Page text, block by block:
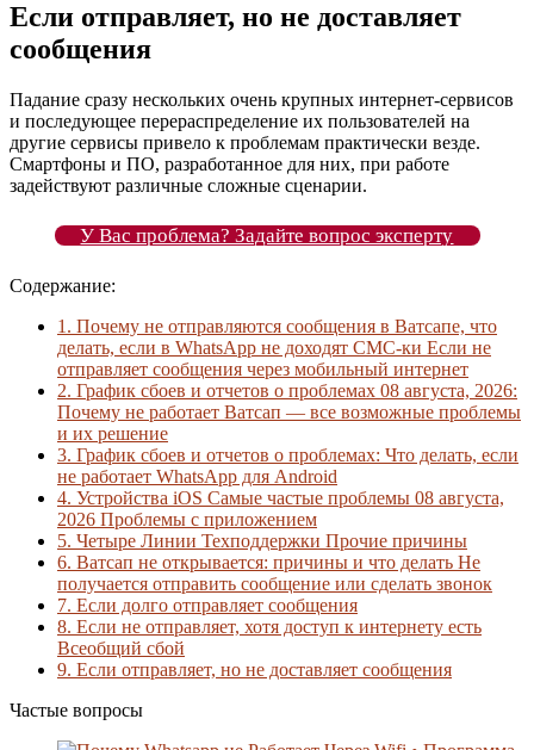
Если отправляет, но не доставляет
сообщения
Падание сразу нескольких очень крупных интернет-сервисов
и последующее перераспределение их пользователей на
другие сервисы привело к проблемам практически везде.
Смартфоны и ПО, разработанное для них, при работе
задействуют различные сложные сценарии.
У Вас проблема? Задайте вопрос эксперту
Содержание:
1. Почему не отправляются сообщения в Ватсапе, что
делать, если в WhatsApp не доходят СМС-ки Если не
отправляет сообщения через мобильный интернет
2. График сбоев и отчетов о проблемах 08 августа, 2026:
Почему не работает Ватсап — все возможные проблемы
и их решение
3. График сбоев и отчетов о проблемах: Что делать, если
не работает WhatsApp для Android
4. Устройства iOS Самые частые проблемы 08 августа,
2026 Проблемы с приложением
5. Четыре Линии Техподдержки Прочие причины
6. Ватсап не открывается: причины и что делать Не
получается отправить сообщение или сделать звонок
7. Если долго отправляет сообщения
8. Если не отправляет, хотя доступ к интернету есть
Всеобщий сбой
9. Если отправляет, но не доставляет сообщения
Частые вопросы